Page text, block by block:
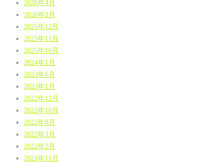
2026年4月
2026年2月
2025年12月
2025年11月
2025年10月
2024年1月
2023年6月
2023年1月
2022年12月
2022年10月
2022年8月
2022年3月
2022年2月
2021年11月